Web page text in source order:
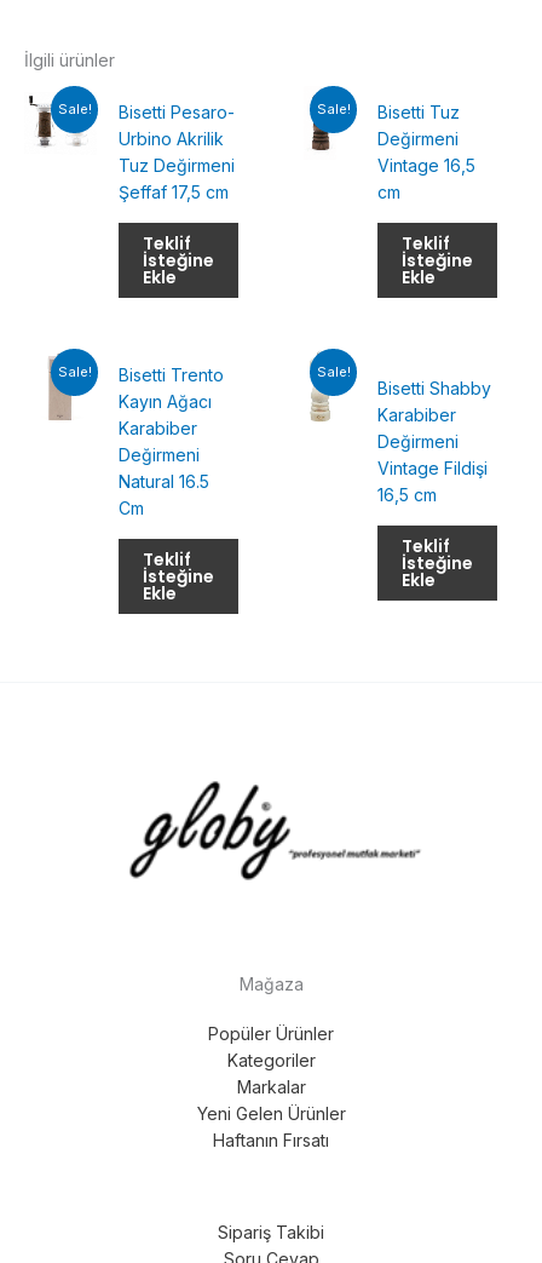
İlgili ürünler
Sale!
Bisetti Pesaro-
Urbino Akrilik
Tuz Değirmeni
Şeffaf 17,5 cm
Teklif
İsteğine
Ekle
Sale!
Bisetti Tuz
Değirmeni
Vintage 16,5
cm
Teklif
İsteğine
Ekle
Sale!
Bisetti Trento
Kayın Ağacı
Karabiber
Değirmeni
Natural 16.5
Cm
Teklif
İsteğine
Ekle
Sale!
Bisetti Shabby
Karabiber
Değirmeni
Vintage Fildişi
16,5 cm
Teklif
İsteğine
Ekle
Mağaza
Popüler Ürünler
Kategoriler
Markalar
Yeni Gelen Ürünler
Haftanın Fırsatı
Sipariş Takibi